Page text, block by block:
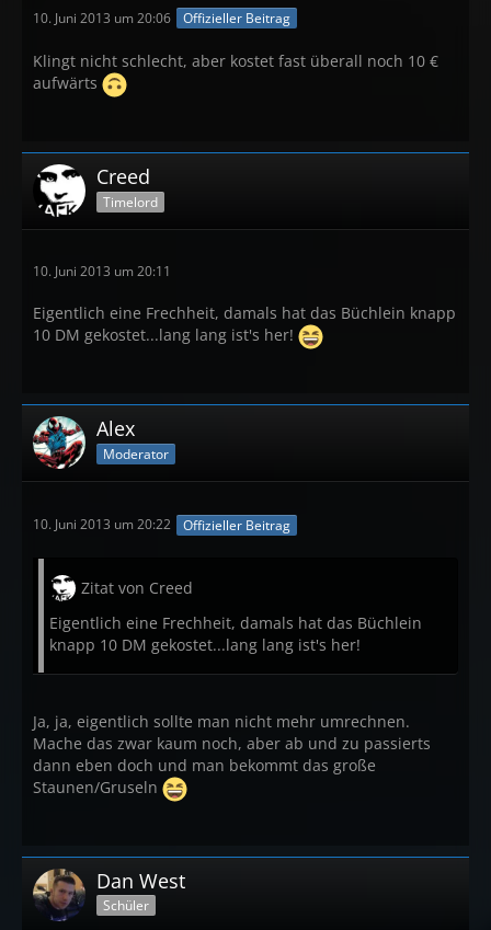
10. Juni 2013 um 20:06 Offizieller Beitrag
Klingt nicht schlecht, aber kostet fast überall noch 10 €
aufwärts
Creed
Timelord
10. Juni 2013 um 20:11
Eigentlich eine Frechheit, damals hat das Büchlein knapp
10 DM gekostet...lang lang ist's her!
Alex
Moderator
10. Juni 2013 um 20:22 Offizieller Beitrag
Zitat von Creed
Eigentlich eine Frechheit, damals hat das Büchlein
knapp 10 DM gekostet...lang lang ist's her!
Ja, ja, eigentlich sollte man nicht mehr umrechnen.
Mache das zwar kaum noch, aber ab und zu passierts
dann eben doch und man bekommt das große
Staunen/Gruseln
Dan West
Schüler